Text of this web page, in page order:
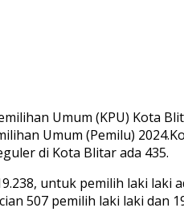
Umum (KPU) Kota
Umum (Pemilu)
di Kota Blitar ada 435.
untuk pemilih laki laki
507 pemilih laki laki dan